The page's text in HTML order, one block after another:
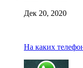
Дек 20, 2020
На каких